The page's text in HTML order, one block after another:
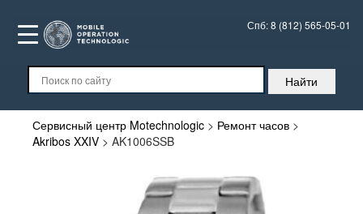
Спб:8 (812) 565-05-01
Сервисный центр Motechnologic > Ремонт часов >
Akribos XXIV > AK1006SSB